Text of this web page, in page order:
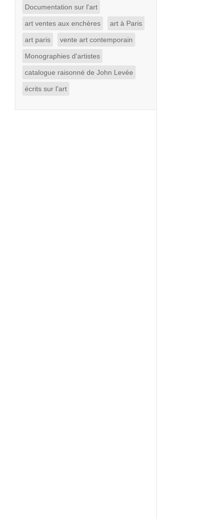
Documentation sur l'art
art ventes aux enchères art à Paris
art paris vente art contemporain
Monographies d'artistes
catalogue raisonné de John Levée
écrits sur l'art